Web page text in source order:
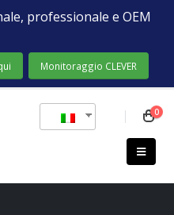
professionale e OEM
Monitoraggio CLEVER
0